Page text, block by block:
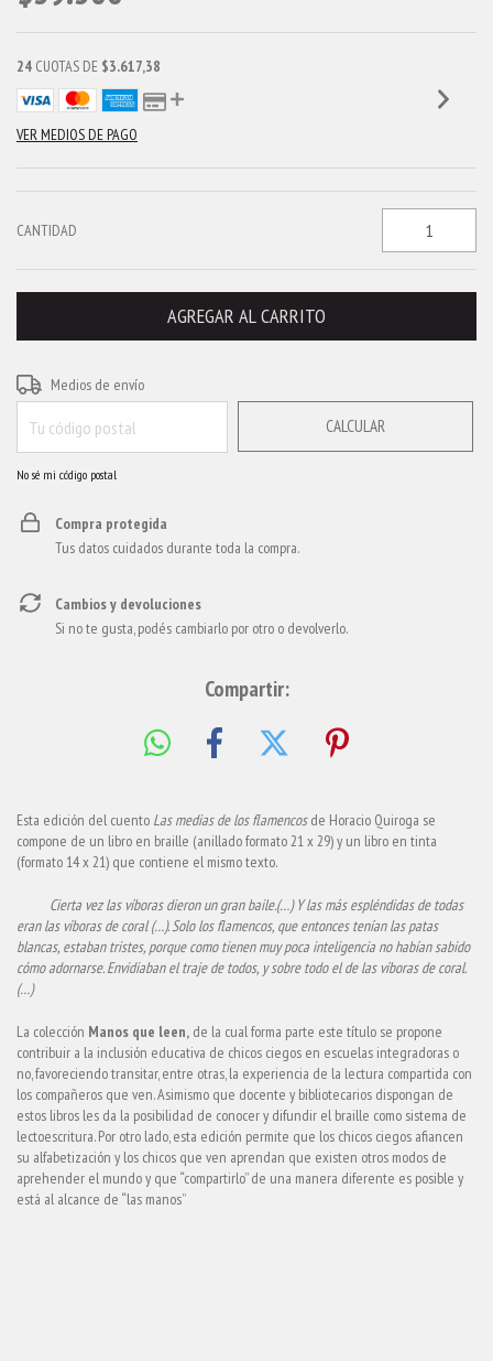
24 CUOTAS DE $3.617,38
VER MEDIOS DE PAGO
CANTIDAD
Entregas para el CP:
Medios de envío
CALCULAR
No sé mi código postal
Compra protegida
Tus datos cuidados durante toda la compra.
Cambios y devoluciones
Si no te gusta, podés cambiarlo por otro o devolverlo.
Compartir:
Esta edición del cuento Las medias de los flamencosde Horacio Quiroga se
compone de un libro en braille (anillado formato 21 x 29) y un libro en tinta
(formato 14 x 21) que contiene el mismo texto.
Cierta vez las víboras dieron un gran baile.(…) Y las más espléndidas de todas
eran las víboras de coral (…). Solo los flamencos, que entonces tenían las patas
blancas, estaban tristes, porque como tienen muy poca inteligencia no habían sabido
cómo adornarse. Envidiaban el traje de todos, y sobre todo el de las víboras de coral.
(…)
La colección Manos que leen, de la cual forma parte este título se propone
contribuir a la inclusión educativa de chicos ciegos en escuelas integradoras o
no, favoreciendo transitar, entre otras, la experiencia de la lectura compartida con
los compañeros que ven. Asimismo que docente y bibliotecarios dispongan de
estos libros les da la posibilidad de conocer y difundir el braille como sistema de
lectoescritura. Por otro lado, esta edición permite que los chicos ciegos afiancen
su alfabetización y los chicos que ven aprendan que existen otros modos de
aprehender el mundo y que “compartirlo” de una manera diferente es posible y
está al alcance de “las manos”